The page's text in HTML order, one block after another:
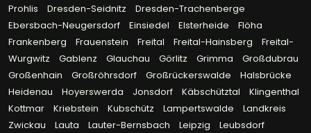
Prohlis
Dresden-Seidnitz
Dresden-Trachenberge
Ebersbach-Neugersdorf
Einsiedel Elsterheide
Flöha
Frankenberg
Frauenstein Freital Freital-Hainsberg
Freital-
Wurgwitz
Gablenz Glauchau Görlitz Grimma
Großdubrau
Großenhain
Großröhrsdorf Großrückerswalde
Halsbrücke
Heidenau
Hoyerswerda Jonsdorf Käbschütztal
Klingenthal
Kottmar
Kriebstein Kubschütz Lampertswalde
Landkreis
Zwickau
Lauta Lauter-Bernsbach Leipzig
Leubsdorf